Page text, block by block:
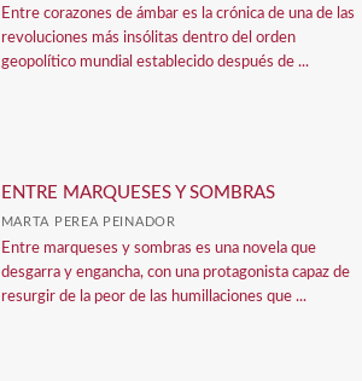
Entre corazones de ámbar es la crónica de una de las
revoluciones más insólitas dentro del orden
geopolítico mundial establecido después de ...
ENTRE MARQUESES Y SOMBRAS
MARTA PEREA PEINADOR
Entre marqueses y sombras es una novela que
desgarra y engancha, con una protagonista capaz de
resurgir de la peor de las humillaciones que ...